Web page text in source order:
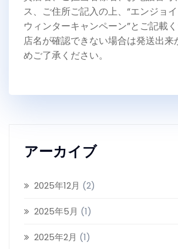
ス、ご住所ご記入の上、“エンジョ
ウィンターキャンペーン”とご記載
店名が確認できない場合は発送出来
めご了承ください。
アーカイブ
2025年12月 (2)
2025年5月 (1)
2025年2月 (1)